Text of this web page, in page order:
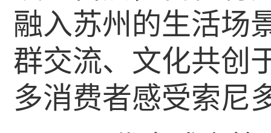
融入苏州的生活场
群交流、文化共创
多消费者感受索尼